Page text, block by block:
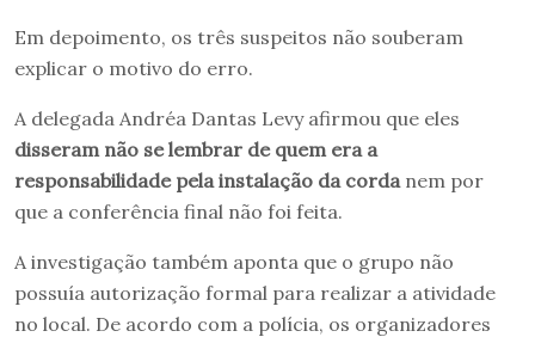
Em depoimento, os três suspeitos não souberam
explicar o motivo do erro.
A delegada Andréa Dantas Levy afirmou que eles
disseram não se lembrar de quem era a
responsabilidade pela instalação da corda nem por
que a conferência final não foi feita.
A investigação também aponta que o grupo não
possuía autorização formal para realizar a atividade
no local. De acordo com a polícia, os organizadores